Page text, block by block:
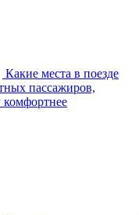
Какие места в поезде
пассажиров,
комфортнее